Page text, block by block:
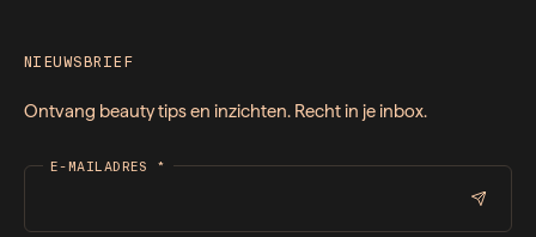
NIEUWSBRIEF
Ontvang beauty tips en inzichten. Recht in je inbox.
E-MAILADRES *